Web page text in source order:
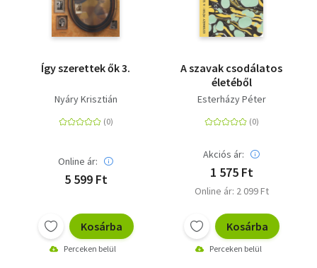
Így szerettek ők 3.
Nyáry Krisztián
Online ár:
5 599 Ft
Kosárba
Perceken belül
A szavak csodálatos
életéből
Esterházy Péter
Akciós ár:
1 575 Ft
Online ár: 2 099 Ft
Kosárba
Perceken belül